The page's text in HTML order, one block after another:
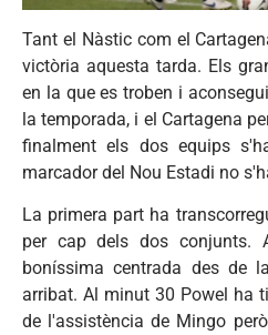
Tant el Nàstic com el
victòria aquesta tarda. Els
en la que es troben i
la temporada, i el Cartagena
finalment els dos equips
marcador del Nou Estadi no
La primera part ha
per cap dels dos
boníssima centrada des de
arribat. Al minut 30 Powel ha
de l'assistència de Mingo